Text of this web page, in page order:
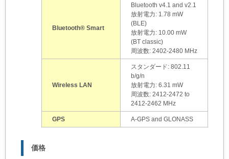
Bluetooth® Smart
Bluetooth v4.1 and v2.1
放射電力: 1.78 mW
(BLE)
放射電力: 10.00 mW
(BT classic)
周波数: 2402-2480 MHz
Wireless LAN
スタンダード: 802.11
b/g/n
放射電力: 6.31 mW
周波数: 2412-2472 to
2412-2462 MHz
GPS A-GPS and GLONASS
価格